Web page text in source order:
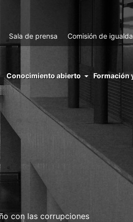
Sala de prensa Comisión de
menu
right
cchs
conocimiento
abierto
Conocimiento abierto Formación
con las corrupciones